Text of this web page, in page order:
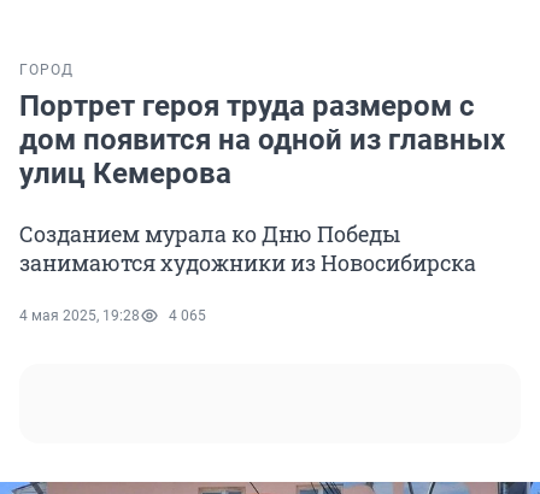
ГОРОД
Портрет героя труда размером с
дом появится на одной из главных
улиц Кемерова
Созданием мурала ко Дню Победы
занимаются художники из Новосибирска
4 мая 2025, 19:28 4 065